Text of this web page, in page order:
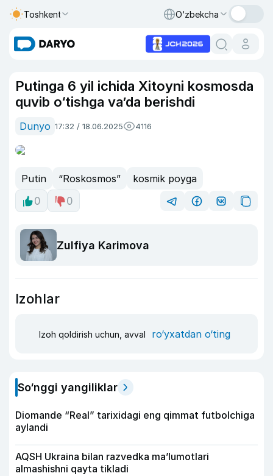
Toshkent O‘zbekcha
Putinga 6 yil ichida Xitoyni kosmosda
quvib o‘tishga va’da berishdi
Dunyo 17:32 / 18.06.2025 4116
Putin “Roskosmos”
kosmik poyga
0
0
Zulfiya Karimova
Izohlar
Izoh qoldirish uchun, avval ro‘yxatdan o‘ting
So‘nggi yangiliklar
Diomande “Real” tarixidagi eng qimmat futbolchiga
aylandi
AQSH Ukraina bilan razvedka ma’lumotlari
almashishni qayta tikladi